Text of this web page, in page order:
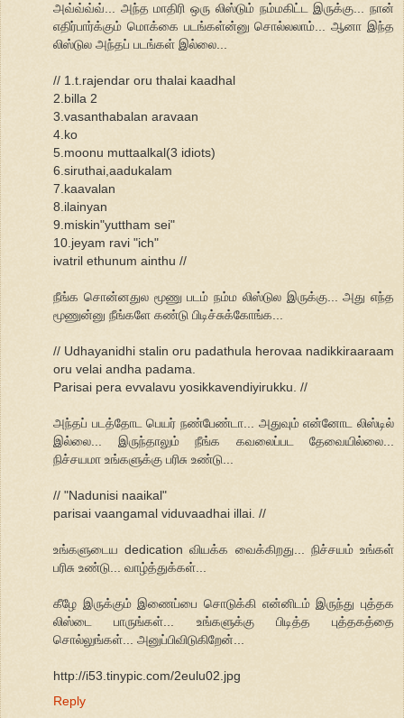
அவ்வ்வ்வ்... அந்த மாதிரி ஒரு லிஸ்டும் நம்மகிட்ட இருக்கு... நான்
எதிர்பார்க்கும் மொக்கை படங்கள்ன்னு சொல்லலாம்... ஆனா இந்த
லிஸ்டுல அந்தப் படங்கள் இல்லை...
// 1.t.rajendar oru thalai kaadhal
2.billa 2
3.vasanthabalan aravaan
4.ko
5.moonu muttaalkal(3 idiots)
6.siruthai,aadukalam
7.kaavalan
8.ilainyan
9.miskin"yuttham sei"
10.jeyam ravi "ich"
ivatril ethunum ainthu //
நீங்க சொன்னதுல மூணு படம் நம்ம லிஸ்டுல இருக்கு... அது எந்த
மூணுன்னு நீங்களே கண்டு பிடிச்சுக்கோங்க...
// Udhayanidhi stalin oru padathula herovaa nadikkiraaraam
oru velai andha padama.
Parisai pera evvalavu yosikkavendiyirukku. //
அந்தப் படத்தோட பெயர் நண்பேண்டா... அதுவும் என்னோட லிஸ்டில்
இல்லை... இருந்தாலும் நீங்க கவலைப்பட தேவையில்லை...
நிச்சயமா உங்களுக்கு பரிசு உண்டு...
// "Nadunisi naaikal"
parisai vaangamal viduvaadhai illai. //
உங்களுடைய dedication வியக்க வைக்கிறது... நிச்சயம் உங்கள்
பரிசு உண்டு... வாழ்த்துக்கள்...
கீழே இருக்கும் இணைப்பை சொடுக்கி என்னிடம் இருந்து புத்தக
லிஸ்டை பாருங்கள்... உங்களுக்கு பிடித்த புத்தகத்தை
சொல்லுங்கள்... அனுப்பிவிடுகிறேன்...
http://i53.tinypic.com/2eulu02.jpg
Reply